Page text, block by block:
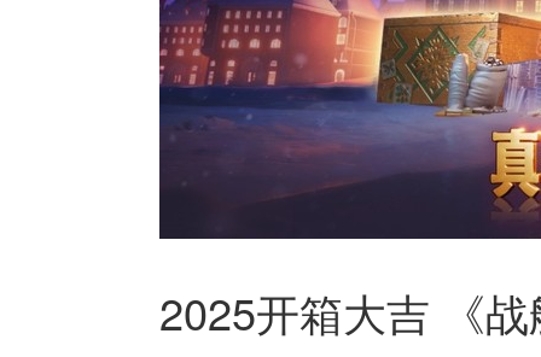
2025开箱大吉 《